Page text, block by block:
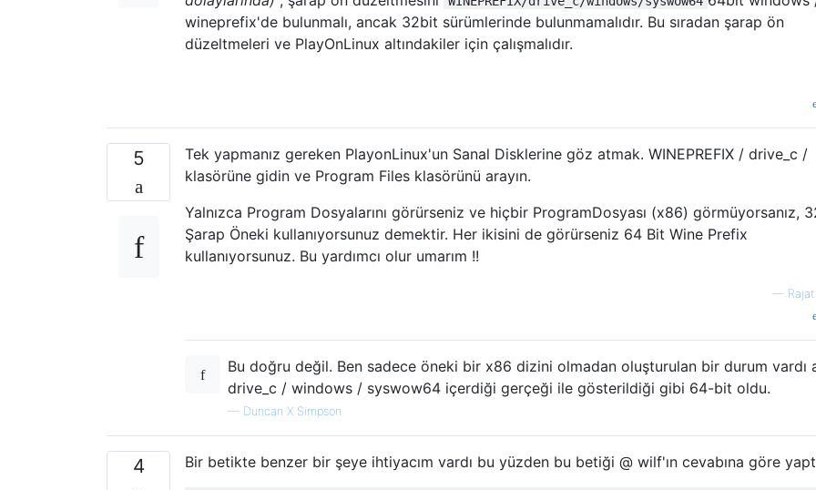
wineprefix'de bulunmalı, ancak 32bit sürümlerinde bulunmamalıdır. Bu sıradan şarap ön
düzeltmeleri ve PlayOnLinux altındakiler için çalışmalıdır.
5
Tek yapmanız gereken PlayonLinux'un Sanal Disklerine göz atmak. WINEPREFIX / drive_c /
klasörüne gidin ve Program Files klasörünü arayın.
Yalnızca Program Dosyalarını görürseniz ve hiçbir ProgramDosyası (x86) görmüyorsanız,
Şarap Öneki kullanıyorsunuz demektir. Her ikisini de görürseniz 64 Bit Wine Prefix
kullanıyorsunuz. Bu yardımcı olur umarım !!
—
Bu doğru değil. Ben sadece öneki bir x86 dizini olmadan oluşturulan bir durum vardı
drive_c / windows / syswow64 içerdiği gerçeği ile gösterildiği gibi 64-bit oldu.
— Duncan X Simpson
4 Bir betikte benzer bir şeye ihtiyacım vardı bu yüzden bu betiği @ wilf'ın cevabına göre